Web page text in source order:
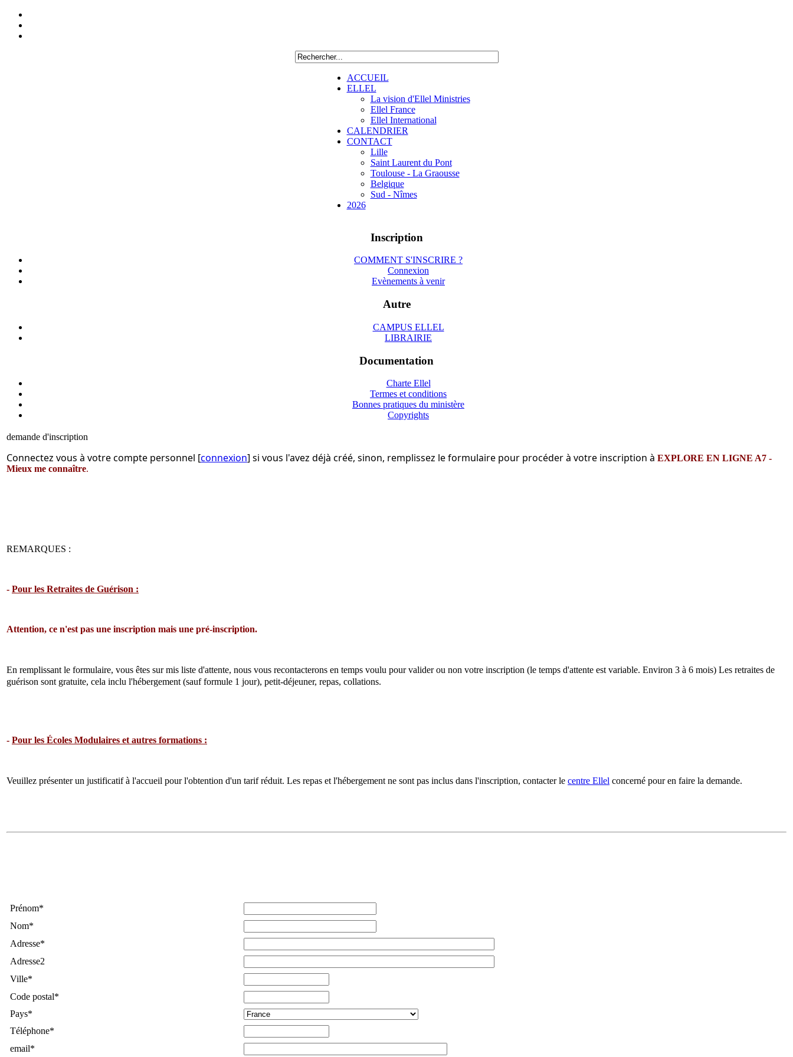
ACCUEIL
ELLEL
La vision d'Ellel Ministries
Ellel France
Ellel International
CALENDRIER
CONTACT
Lille
Saint Laurent du Pont
Toulouse - La Graousse
Belgique
Sud - Nîmes
2026
Inscription
COMMENT S'INSCRIRE ?
Connexion
Evènements à venir
Autre
CAMPUS ELLEL
LIBRAIRIE
Documentation
Charte Ellel
Termes et conditions
Bonnes pratiques du ministère
Copyrights
demande d'inscription
Connectez vous à votre compte personnel [connexion] si vous l'avez déjà créé, sinon, remplissez le formulaire pour procéder à votre inscription à EXPLORE EN LIGNE A7 -
Mieux me connaître.
REMARQUES :
- Pour les Retraites de Guérison :
Attention, ce n'est pas une inscription mais une pré-inscription.
En remplissant le formulaire, vous êtes sur mis liste d'attente, nous vous recontacterons en temps voulu pour valider ou non votre inscription (le temps d'attente est variable. Environ 3 à 6 mois) Les retraites de
guérison sont gratuite, cela inclu l'hébergement (sauf formule 1 jour), petit-déjeuner, repas, collations.
- Pour les Écoles Modulaires et autres formations :
Veuillez présenter un justificatif à l'accueil pour l'obtention d'un tarif réduit. Les repas et l'hébergement ne sont pas inclus dans l'inscription, contacter le centre Ellel concerné pour en faire la demande.
Prénom*
Nom*
Adresse*
Adresse2
Ville*
Code postal*
Pays*
Téléphone*
email*